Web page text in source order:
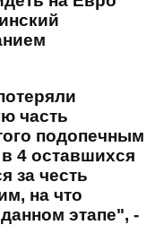
часть
подопечным
4 оставшихся
за честь
на что
этапе", -